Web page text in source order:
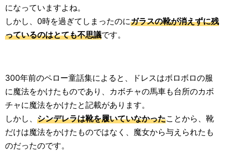
になっていますよね。
しかし、0時を過ぎてしまったのにガラスの靴が消えずに残
っているのはとても不思議です。
300年前のペロー童話集によると、ドレスはボロボロの服
に魔法をかけたものであり、カボチャの馬車も台所のカボ
チャに魔法をかけたと記載があります。
しかし、 シンデレラは靴を履いていなかったことから、靴
だけは魔法をかけたものではなく、魔女から与えられたも
のだったのです。